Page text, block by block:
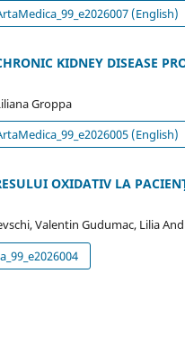
(English)
KIDNEY DISEASE
Groppa
(English)
OXIDATIV LA
Valentin Gudumac, Lilia